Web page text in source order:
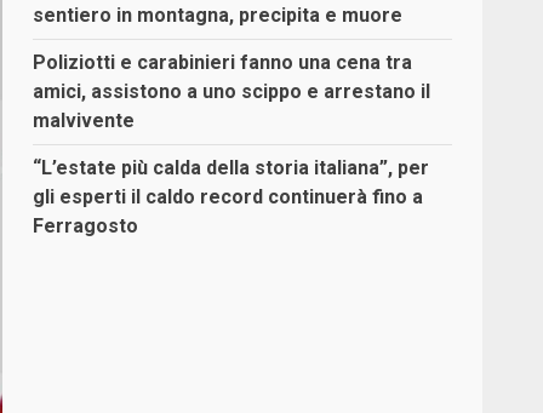
sentiero in montagna, precipita e muore
Poliziotti e carabinieri fanno una cena tra
amici, assistono a uno scippo e arrestano il
malvivente
“L’estate più calda della storia italiana”, per
gli esperti il caldo record continuerà fino a
Ferragosto